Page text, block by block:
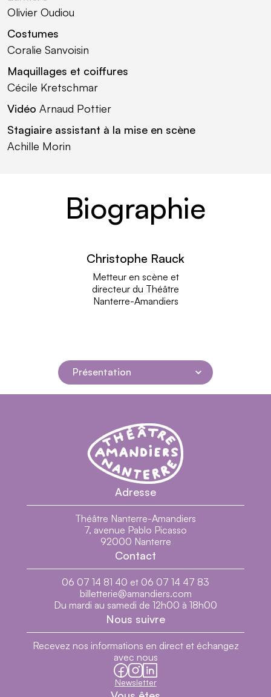
Navigation dans la page
Présentation
Présentation
Dans la presse
En Images
Générique
Biographie
Olivier Oudiou
Costumes
Coralie Sanvoisin
Maquillages et coiffures
Cécile Kretschmar
Vidéo Arnaud Pottier
Stagiaire assistant à la mise en scène
Achille Morin
Biographie
Christophe Rauck
Metteur en scène et
directeur du Théâtre
Nanterre-Amandiers
lire plus
Théâtre Nanterre-Amandiers - Centre
Théâtre Nanterre-Amandiers
Adresse
Théâtre Nanterre-Amandiers
7, avenue Pablo Picasso
92000 Nanterre
Contact
06 07 14 81 40 et 06 07 14 47 83
billetterie@amandiers.com
Du mardi au samedi de 12h00 à 18h00
Nous suivre
Recevez nos informations en direct et échangez
avec nous
facebook
instagram
linkedin
Newsletter